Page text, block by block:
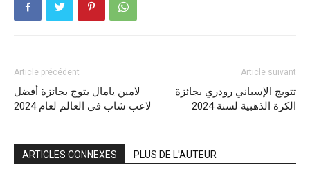
Article précédent
لامين يامال يتوج بجائزة أفضل
لاعب شاب في العالم لعام 2024
Article suivant
تتويج الإسباني رودري بجائزة
الكرة الذهبية لسنة 2024
ARTICLES CONNEXES PLUS DE L'AUTEUR